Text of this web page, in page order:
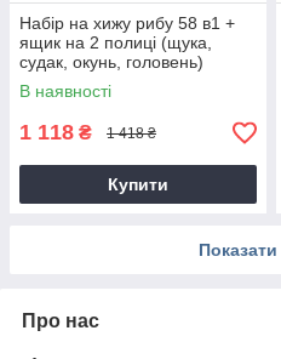
Набір на хижу рибу 58 в1 +
ящик на 2 полиці (щука,
судак, окунь, головень)
В наявності
1 118 ₴ 1 418 ₴
Купити
Про нас